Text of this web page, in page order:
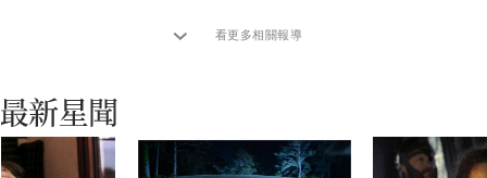
看更多相關報導